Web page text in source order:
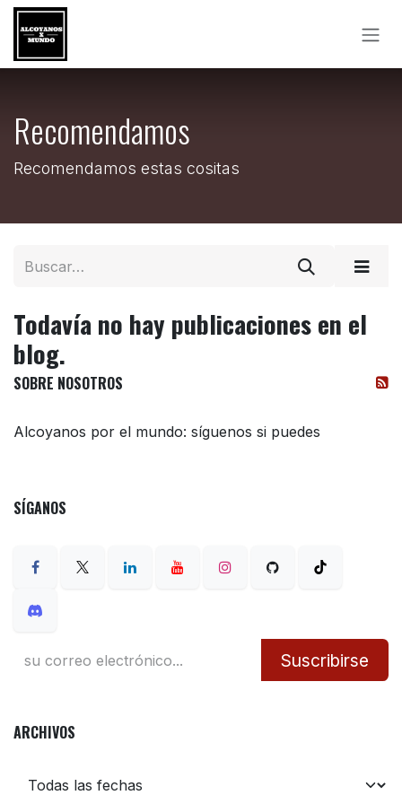
Ir al contenido
Recomendamos
Recomendamos estas cositas
Todavía no hay publicaciones en el
blog.
SOBRE NOSOTROS
Alcoyanos por el mundo: síguenos si puedes
SÍGANOS
Suscribirse
ARCHIVOS